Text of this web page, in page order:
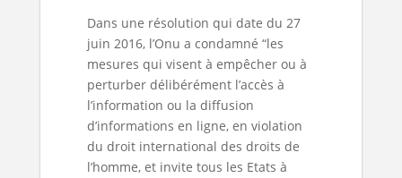
Dans une résolution qui date du 27
juin 2016, l’Onu a condamné “les
mesures qui visent à empêcher ou à
perturber délibérément l’accès à
l’information ou la diffusion
d’informations en ligne, en violation
du droit international des droits de
l’homme, et invite tous les Etats à